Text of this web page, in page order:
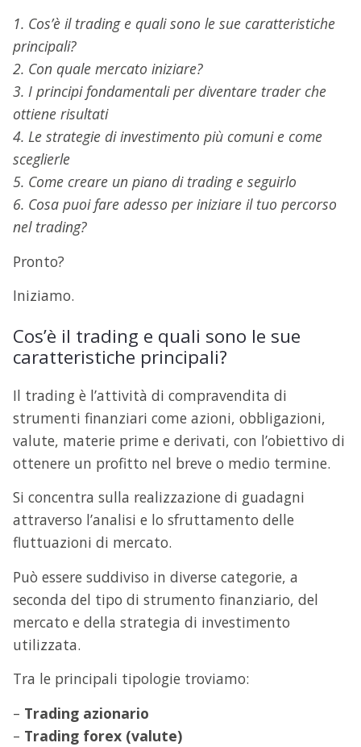
1. Cos’è il trading e quali sono le sue caratteristiche
principali?
2. Con quale mercato iniziare?
3. I principi fondamentali per diventare trader che
ottiene risultati
4. Le strategie di investimento più comuni e come
sceglierle
5. Come creare un piano di trading e seguirlo
6. Cosa puoi fare adesso per iniziare il tuo percorso
nel trading?
Pronto?
Iniziamo.
Cos’è il trading e quali sono le sue
caratteristiche principali?
Il trading è l’attività di compravendita di
strumenti finanziari come azioni, obbligazioni,
valute, materie prime e derivati, con l’obiettivo di
ottenere un profitto nel breve o medio termine.
Si concentra sulla realizzazione di guadagni
attraverso l’analisi e lo sfruttamento delle
fluttuazioni di mercato.
Può essere suddiviso in diverse categorie, a
seconda del tipo di strumento finanziario, del
mercato e della strategia di investimento
utilizzata.
Tra le principali tipologie troviamo:
– Trading azionario
– Trading forex (valute)